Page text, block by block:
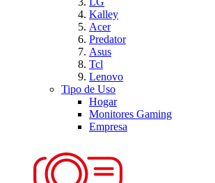
Kalley
Acer
Predator
Asus
Tcl
Lenovo
Tipo de Uso
Hogar
Monitores Gaming
Empresa